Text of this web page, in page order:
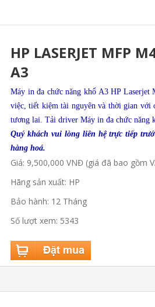
HP LASERJET MFP
A3
Máy in đa chức năng khổ A3 HP Laserjet
việc, tiết kiệm tài nguyên và thời gian với
tương lai. Tải driver Máy in đa chức năng
Quý khách vui lòng liên hệ trực tiếp
hàng hoá.
Giá: 9,500,000 VNĐ (giá đã bao gồm
Hãng sản xuất: HP
Bảo hành: 12 Tháng
Số lượt xem: 5343